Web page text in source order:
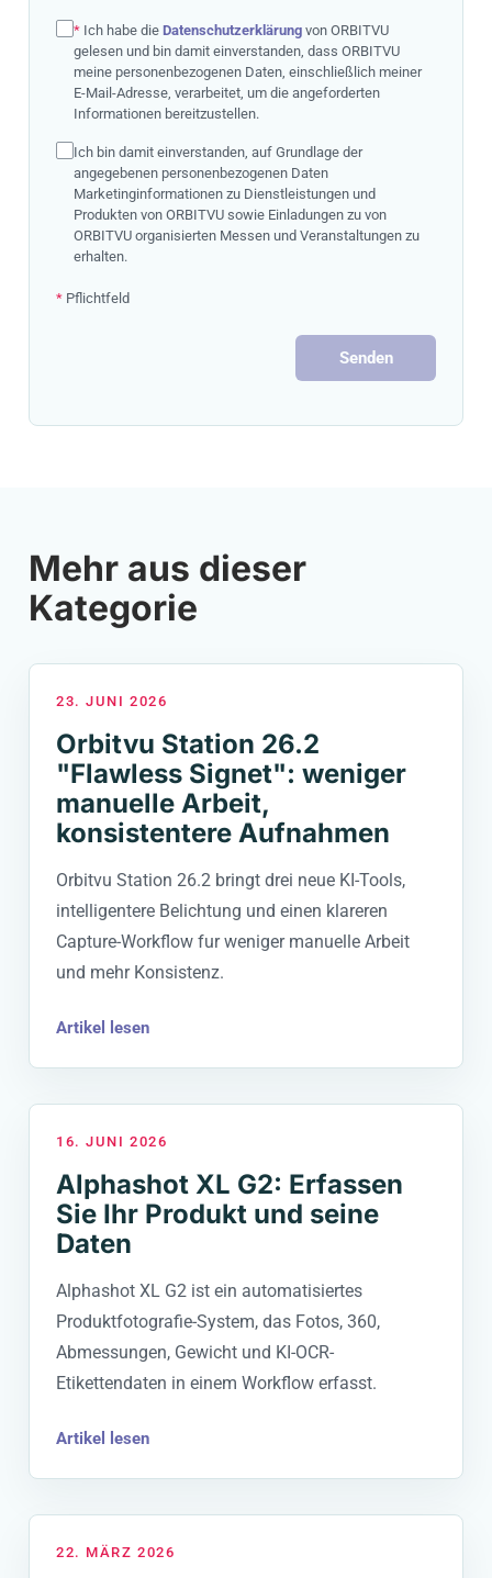
* Ich habe die Datenschutzerklärung von ORBITVU
gelesen und bin damit einverstanden, dass ORBITVU
meine personenbezogenen Daten, einschließlich meiner
E-Mail-Adresse, verarbeitet, um die angeforderten
Informationen bereitzustellen.
Ich bin damit einverstanden, auf Grundlage der
angegebenen personenbezogenen Daten
Marketinginformationen zu Dienstleistungen und
Produkten von ORBITVU sowie Einladungen zu von
ORBITVU organisierten Messen und Veranstaltungen zu
erhalten.
* Pflichtfeld
Senden
Mehr aus dieser
Kategorie
23. JUNI 2026
Orbitvu Station 26.2
"Flawless Signet": weniger
manuelle Arbeit,
konsistentere Aufnahmen
Orbitvu Station 26.2 bringt drei neue KI-Tools,
intelligentere Belichtung und einen klareren
Capture-Workflow fur weniger manuelle Arbeit
und mehr Konsistenz.
Artikel lesen
16. JUNI 2026
Alphashot XL G2: Erfassen
Sie Ihr Produkt und seine
Daten
Alphashot XL G2 ist ein automatisiertes
Produktfotografie-System, das Fotos, 360,
Abmessungen, Gewicht und KI-OCR-
Etikettendaten in einem Workflow erfasst.
Artikel lesen
22. MÄRZ 2026